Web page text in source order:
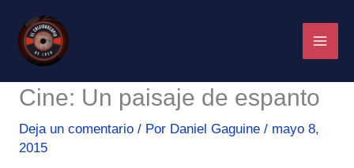
contenido
Cine: Un paisaje de espanto
Deja un comentario / Por Daniel Gaguine / mayo 8,
2015